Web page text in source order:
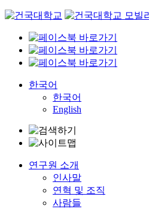
Skip
content
한국어
한국어
English
연구원 소개
인사말
연혁 및 조직
사람들